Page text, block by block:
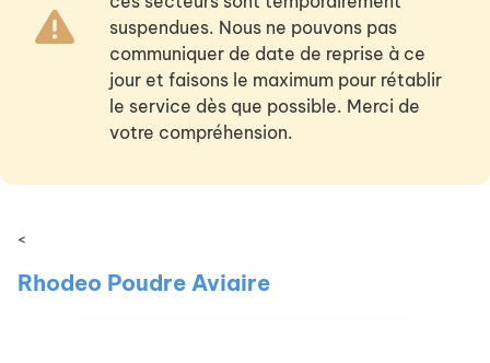
suspendues. Nous ne pouvons pas
communiquer de date de reprise à ce
jour et faisons le maximum pour rétablir
le service dès que possible. Merci de
votre compréhension.
<
Rhodeo Poudre Aviaire